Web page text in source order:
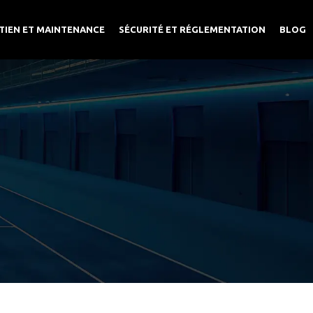
ET MAINTENANCE SÉCURITÉ ET RÉGLEMENTATION BLOG